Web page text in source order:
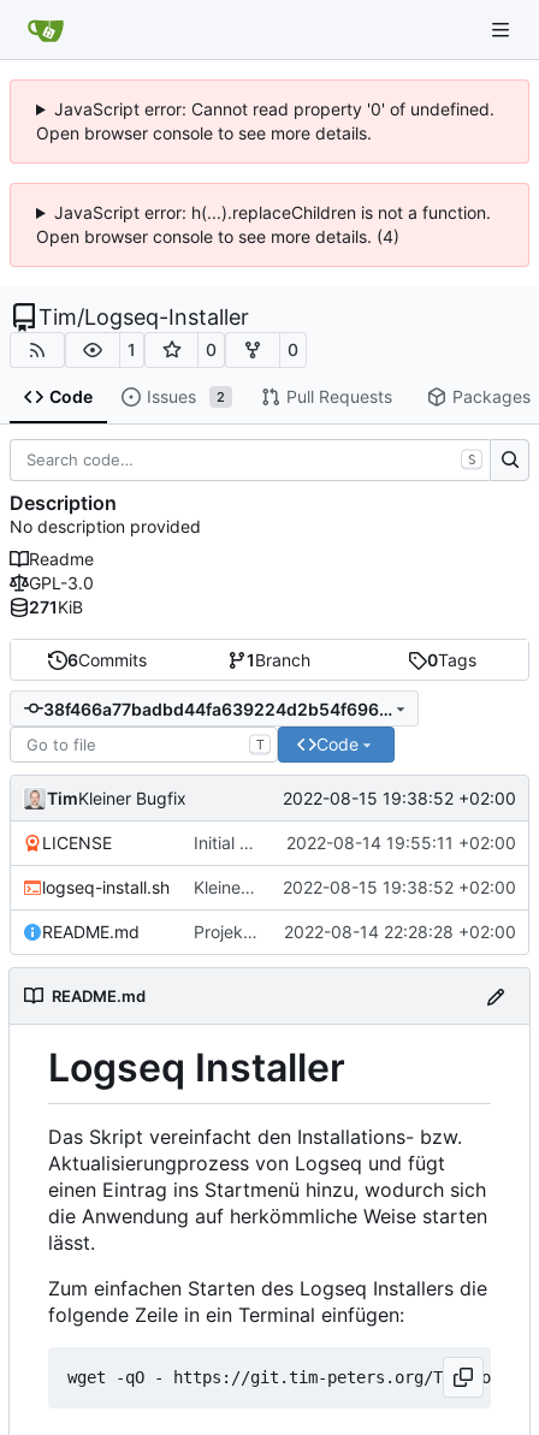
JavaScript error: Cannot read property '0' of undefined.
Open browser console to see more details.
JavaScript error: h(...).replaceChildren is not a function.
Open browser console to see more details. (4)
Tim/Logseq-Installer
1 0 0
Code Issues 2 Pull Requests Packages
6Commits 1Branch 0Tags
38f466a77badbd44fa639224d2b54f696d2671c1
T Code
TimKleiner Bugfix 2022-08-15 19:38:52 +02:00
LICENSE Initial commit 2022-08-14 19:55:11 +02:00
logseq-install.sh Kleiner Bugfix 2022-08-15 19:38:52 +02:00
README.md Projektbeschreibung aktualisiert 2022-08-14 22:28:28 +02:00
README.md
Logseq Installer
Das Skript vereinfacht den Installations- bzw.
Aktualisierungprozess von Logseq und fügt
einen Eintrag ins Startmenü hinzu, wodurch sich
die Anwendung auf herkömmliche Weise starten
lässt.
Zum einfachen Starten des Logseq Installers die
folgende Zeile in ein Terminal einfügen:
wget -qO - https://git.tim-peters.org/Tim/
S
Description
No description provided
Readme
GPL-3.0
271KiB